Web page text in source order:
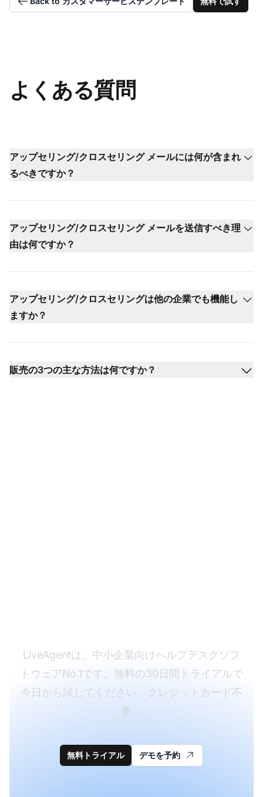
よくある質問
アップセリング/クロスセリング メールには何が含まれ
るべきですか？
アップセリング/クロスセリング メールを送信すべき理
由は何ですか？
アップセリング/クロスセリングは他の企業でも機能し
ますか？
販売の3つの主な方法は何ですか？
LiveAgentは、中小企業向けヘルプデスクソフ
トウェアNo.1です。無料の30日間トライアルで
今日から試してください。クレジットカード不
要。
無料トライアル デモを予約